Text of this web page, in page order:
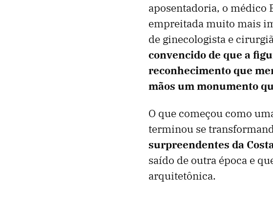
aposentadoria, o médico
empreitada muito mais
de ginecologista e
convencido de que a
reconhecimento que
mãos um monumento
O que começou como
terminou se
surpreendentes da
saído de outra época e
arquitetônica.